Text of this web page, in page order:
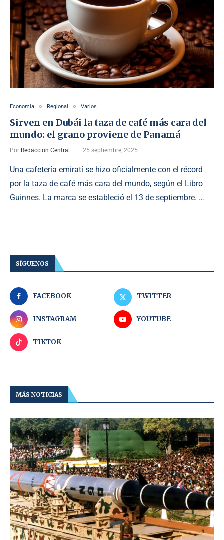
Economia Regional Varios
Sirven en Dubái la taza de café más cara del
mundo: el grano proviene de Panamá
Por Redaccion Central 25 septiembre, 2025
Una cafetería emiratí se hizo oficialmente con el récord
por la taza de café más cara del mundo, según el Libro
Guinnes. La marca se estableció el 13 de septiembre. …
SÍGUENOS
FACEBOOK TWITTER
INSTAGRAM YOUTUBE
TIKTOK
MÁS NOTICIAS